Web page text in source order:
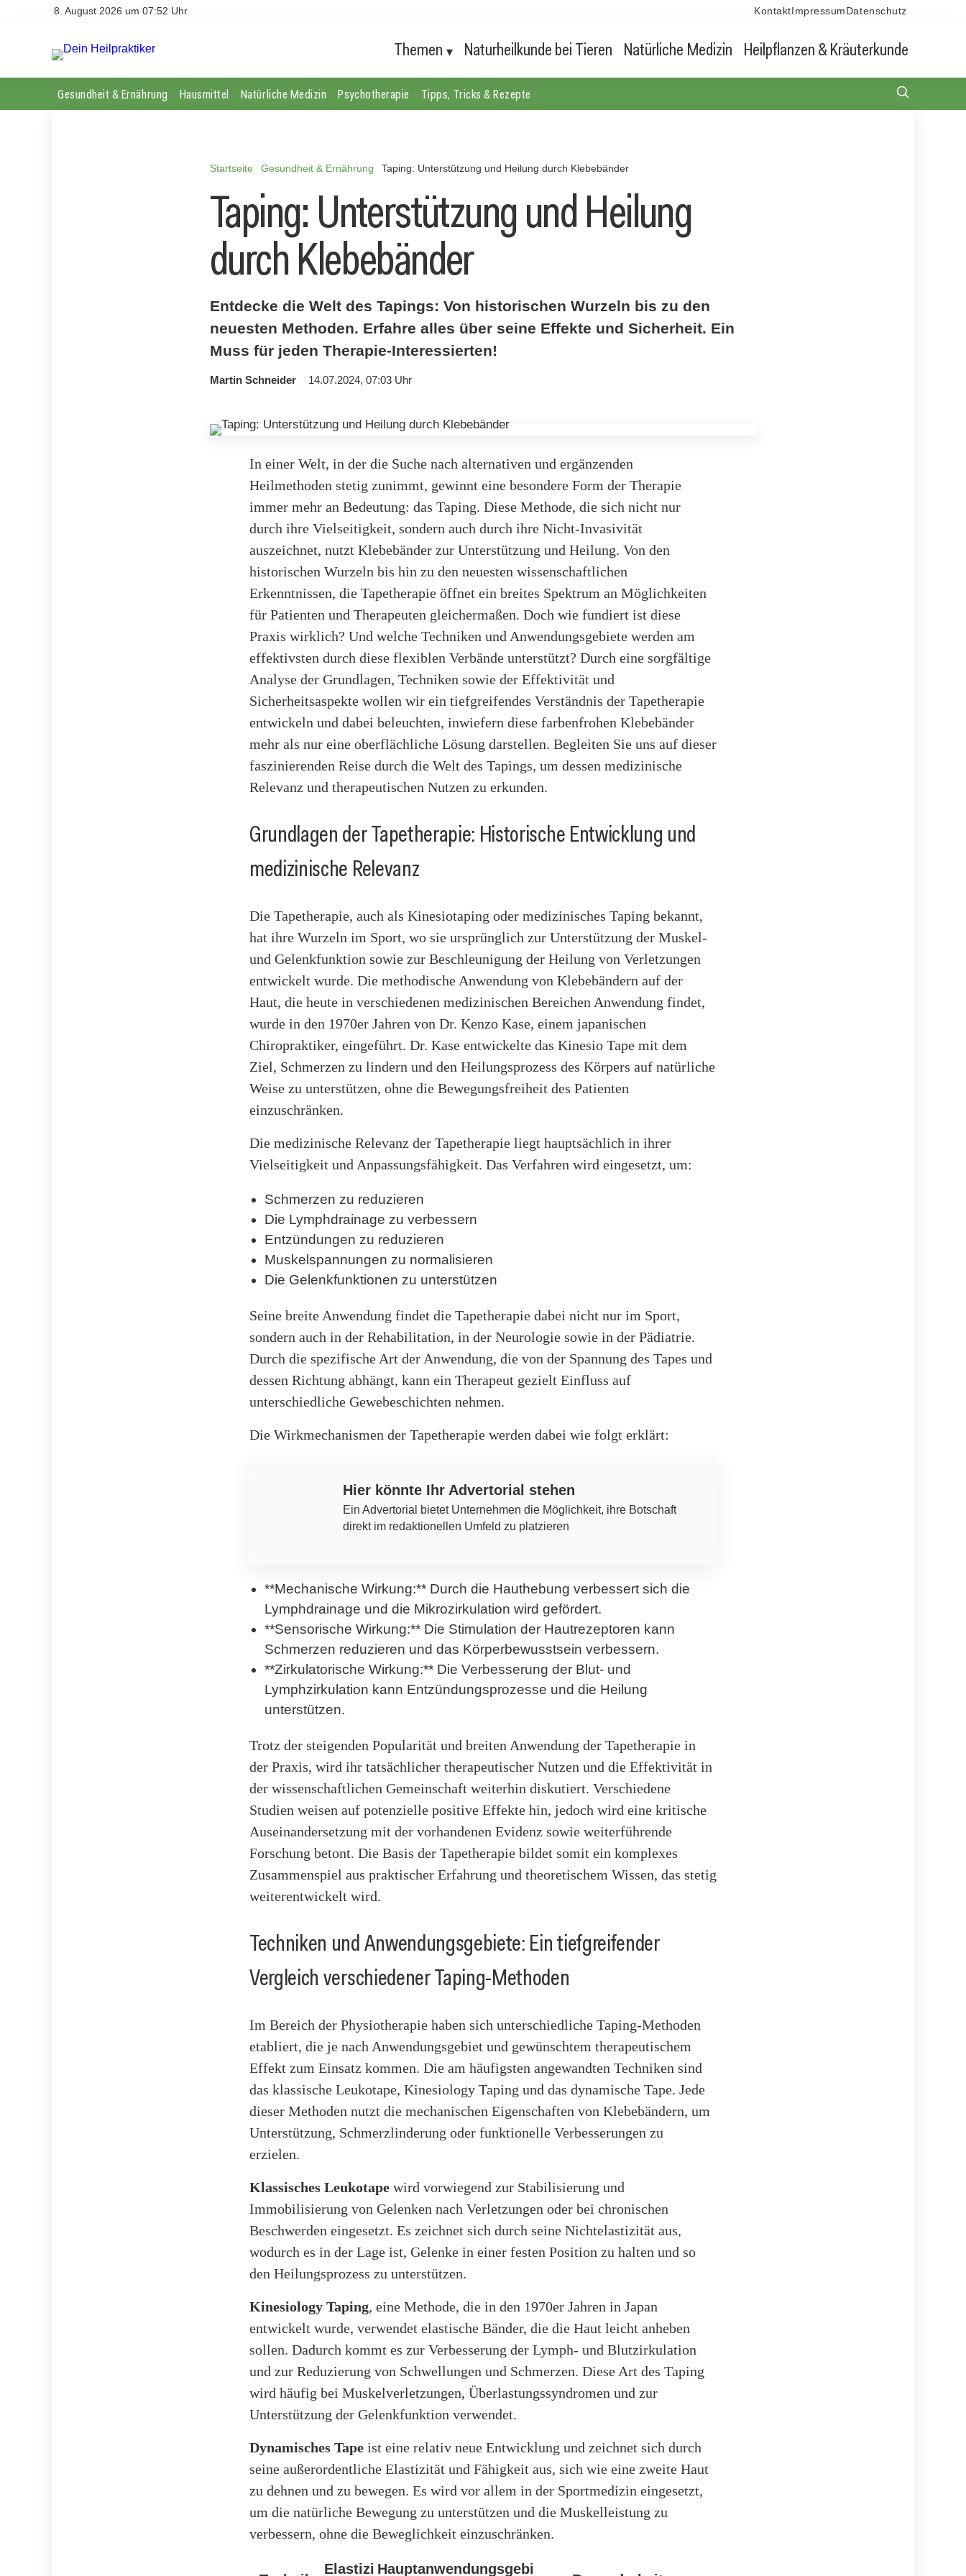
8. August 2026 um 07:52 Uhr Kontakt Impressum Datenschutz
Themen Naturheilkunde bei Tieren Natürliche Medizin Heilpflanzen & Kräuterkunde
Gesundheit & Ernährung Hausmittel Natürliche Medizin Psychotherapie Tipps, Tricks & Rezepte
Startseite Gesundheit & Ernährung Taping: Unterstützung und Heilung durch Klebebänder
Taping: Unterstützung und Heilung
durch Klebebänder
Entdecke die Welt des Tapings: Von historischen Wurzeln bis zu den
neuesten Methoden. Erfahre alles über seine Effekte und Sicherheit. Ein
Muss für jeden Therapie-Interessierten!
Martin Schneider 14.07.2024, 07:03 Uhr
In einer Welt, in der die Suche nach alternativen und ergänzenden
Heilmethoden stetig zunimmt, gewinnt eine besondere Form der Therapie
immer mehr an Bedeutung: das Taping. Diese Methode, die sich nicht nur
durch ihre Vielseitigkeit, sondern auch durch ihre Nicht-Invasivität
auszeichnet, nutzt Klebebänder zur Unterstützung und Heilung. Von den
historischen Wurzeln bis hin zu den neuesten wissenschaftlichen
Erkenntnissen, die Tapetherapie öffnet ein breites Spektrum an Möglichkeiten
für Patienten und Therapeuten gleichermaßen. Doch wie fundiert ist diese
Praxis wirklich? Und welche Techniken und Anwendungsgebiete werden am
effektivsten durch diese flexiblen Verbände unterstützt? Durch eine sorgfältige
Analyse der Grundlagen, Techniken sowie der Effektivität und
Sicherheitsaspekte wollen wir ein tiefgreifendes Verständnis der Tapetherapie
entwickeln und dabei beleuchten, inwiefern diese farbenfrohen Klebebänder
mehr als nur eine oberflächliche Lösung darstellen. Begleiten Sie uns auf dieser
faszinierenden Reise durch die Welt des Tapings, um dessen medizinische
Relevanz und therapeutischen Nutzen zu erkunden.
Grundlagen der Tapetherapie: Historische Entwicklung und
medizinische Relevanz
Die Tapetherapie, auch als Kinesiotaping oder medizinisches Taping bekannt,
hat ihre Wurzeln im Sport, wo sie ursprünglich zur Unterstützung der Muskel-
und Gelenkfunktion sowie zur Beschleunigung der Heilung von Verletzungen
entwickelt wurde. Die methodische Anwendung von Klebebändern auf der
Haut, die heute in verschiedenen medizinischen Bereichen Anwendung findet,
wurde in den 1970er Jahren von Dr. Kenzo Kase, einem japanischen
Chiropraktiker, eingeführt. Dr. Kase entwickelte das Kinesio Tape mit dem
Ziel, Schmerzen zu lindern und den Heilungsprozess des Körpers auf natürliche
Weise zu unterstützen, ohne die Bewegungsfreiheit des Patienten
einzuschränken.
Die medizinische Relevanz der Tapetherapie liegt hauptsächlich in ihrer
Vielseitigkeit und Anpassungsfähigkeit. Das Verfahren wird eingesetzt, um:
Schmerzen zu reduzieren
Die Lymphdrainage zu verbessern
Entzündungen zu reduzieren
Muskelspannungen zu normalisieren
Die Gelenkfunktionen zu unterstützen
Seine breite Anwendung findet die Tapetherapie dabei nicht nur im Sport,
sondern auch in der Rehabilitation, in der Neurologie sowie in der Pädiatrie.
Durch die spezifische Art der Anwendung, die von der Spannung des Tapes und
dessen Richtung abhängt, kann ein Therapeut gezielt Einfluss auf
unterschiedliche Gewebeschichten nehmen.
Die Wirkmechanismen der Tapetherapie werden dabei wie folgt erklärt:
Hier könnte Ihr Advertorial stehen
Ein Advertorial bietet Unternehmen die Möglichkeit, ihre Botschaft
direkt im redaktionellen Umfeld zu platzieren
**Mechanische Wirkung:** Durch die Hauthebung verbessert sich die
Lymphdrainage und die Mikrozirkulation wird gefördert.
**Sensorische Wirkung:** Die Stimulation der Hautrezeptoren kann
Schmerzen reduzieren und das Körperbewusstsein verbessern.
**Zirkulatorische Wirkung:** Die Verbesserung der Blut- und
Lymphzirkulation kann Entzündungsprozesse und die Heilung
unterstützen.
Trotz der steigenden Popularität und breiten Anwendung der Tapetherapie in
der Praxis, wird ihr tatsächlicher therapeutischer Nutzen und die Effektivität in
der wissenschaftlichen Gemeinschaft weiterhin diskutiert. Verschiedene
Studien weisen auf potenzielle positive Effekte hin, jedoch wird eine kritische
Auseinandersetzung mit der vorhandenen Evidenz sowie weiterführende
Forschung betont. Die Basis der Tapetherapie bildet somit ein komplexes
Zusammenspiel aus praktischer Erfahrung und theoretischem Wissen, das stetig
weiterentwickelt wird.
Techniken und Anwendungsgebiete: Ein tiefgreifender
Vergleich verschiedener Taping-Methoden
Im Bereich der Physiotherapie haben sich unterschiedliche Taping-Methoden
etabliert, die je nach Anwendungsgebiet und gewünschtem therapeutischem
Effekt zum Einsatz kommen. Die am häufigsten angewandten Techniken sind
das klassische Leukotape, Kinesiology Taping und das dynamische Tape. Jede
dieser Methoden nutzt die mechanischen Eigenschaften von Klebebändern, um
Unterstützung, Schmerzlinderung oder funktionelle Verbesserungen zu
erzielen.
Klassisches Leukotape wird vorwiegend zur Stabilisierung und
Immobilisierung von Gelenken nach Verletzungen oder bei chronischen
Beschwerden eingesetzt. Es zeichnet sich durch seine Nichtelastizität aus,
wodurch es in der Lage ist, Gelenke in einer festen Position zu halten und so
den Heilungsprozess zu unterstützen.
Kinesiology Taping, eine Methode, die in den 1970er Jahren in Japan
entwickelt wurde, verwendet elastische Bänder, die die Haut leicht anheben
sollen. Dadurch kommt es zur Verbesserung der Lymph- und Blutzirkulation
und zur Reduzierung von Schwellungen und Schmerzen. Diese Art des Taping
wird häufig bei Muskelverletzungen, Überlastungssyndromen und zur
Unterstützung der Gelenkfunktion verwendet.
Dynamisches Tape ist eine relativ neue Entwicklung und zeichnet sich durch
seine außerordentliche Elastizität und Fähigkeit aus, sich wie eine zweite Haut
zu dehnen und zu bewegen. Es wird vor allem in der Sportmedizin eingesetzt,
um die natürliche Bewegung zu unterstützen und die Muskelleistung zu
verbessern, ohne die Beweglichkeit einzuschränken.
Elastizi Hauptanwendungsgebi